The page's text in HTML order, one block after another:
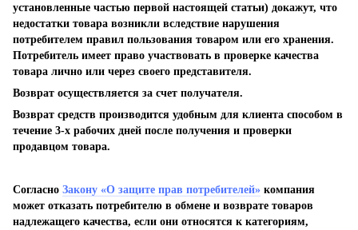
установленные частью первой настоящей статьи) докажут, что
недостатки товара возникли вследствие нарушения
потребителем правил пользования товаром или его хранения.
Потребитель имеет право участвовать в проверке качества
товара лично или через своего представителя.
Возврат осуществляется за счет получателя.
Возврат средств производится удобным для клиента способом в
течение 3-х рабочих дней после получения и проверки
продавцом товара.
Согласно Закону «О защите прав потребителей» компания
может отказать потребителю в обмене и возврате товаров
надлежащего качества, если они относятся к категориям,